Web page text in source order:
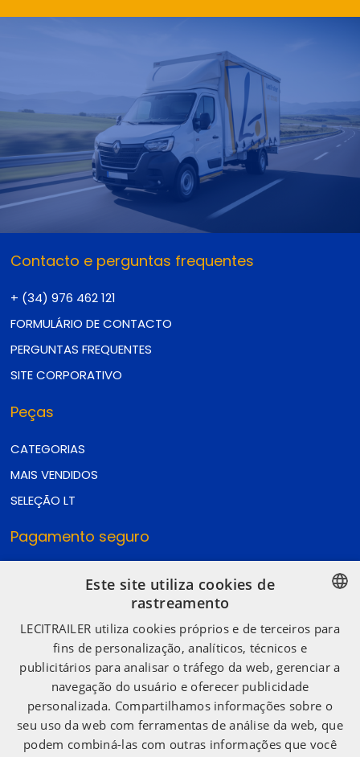
Contacto e perguntas frequentes
+ (34) 976 462 121
FORMULÁRIO DE CONTACTO
PERGUNTAS FREQUENTES
SITE CORPORATIVO
Peças
CATEGORIAS
MAIS VENDIDOS
SELEÇÃO LT
Pagamento seguro
Redes sociais
SPANISH
ENGLISH
FRENCH
ITALIAN
PORTUGUESE
Este site utiliza cookies de
rastreamento
LECITRAILER utiliza cookies próprios e de terceiros para
fins de personalização, analíticos, técnicos e
publicitários para analisar o tráfego da web, gerenciar a
navegação do usuário e oferecer publicidade
personalizada. Compartilhamos informações sobre o
seu uso da web com ferramentas de análise da web, que
podem combiná-las com outras informações que você